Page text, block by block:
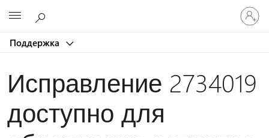
Поддержка
Исправление 2734019
доступно для